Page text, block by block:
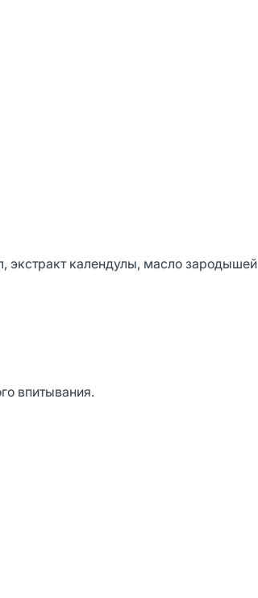
экстракт календулы, масло зародышей
впитывания.